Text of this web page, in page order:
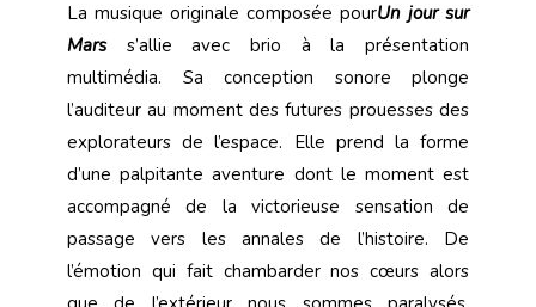
La musique originale composée pourUn jour sur
Mars s’allie avec brio à la présentation
multimédia. Sa conception sonore plonge
l’auditeur au moment des futures prouesses des
explorateurs de l’espace. Elle prend la forme
d’une palpitante aventure dont le moment est
accompagné de la victorieuse sensation de
passage vers les annales de l’histoire. De
l’émotion qui fait chambarder nos cœurs alors